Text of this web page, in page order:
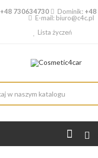
+48 730634730 Dominik:
E-mail: biuro@c4c.pl
Lista życzeń